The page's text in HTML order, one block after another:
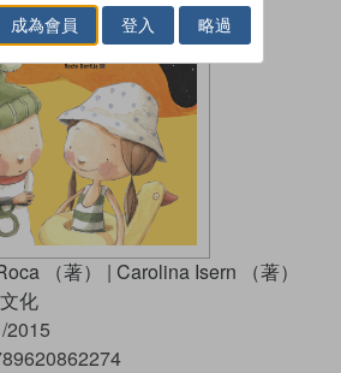
（著） | Carolina Isern （著）
化
2015
成為會員 登入 略過